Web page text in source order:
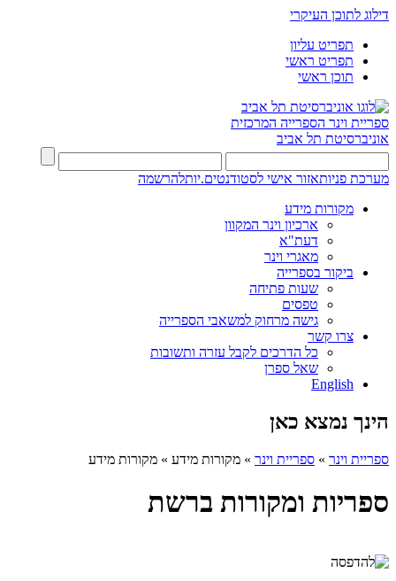
דילוג לתוכן העיקרי
תפריט עליון
תפריט ראשי
תוכן ראשי
ספריית וינר הספרייה המרכזית
אוניברסיטת תל אביב
מערכת פניותאזור אישי לסטודנטים.יותלהרשמה
מקורות מידע
ארכיון וינר המקוון
דעת"א
מאגרי וינר
ביקור בספרייה
שעות פתיחה
טפסים
גישה מרחוק למשאבי הספרייה
צרו קשר
כל הדרכים לקבל עזרה ותשובות
שאל ספרן
English
הינך נמצא כאן
ספריית וינר » ספריית וינר » מקורות מידע » מקורות מידע
ספריות ומקורות ברשת